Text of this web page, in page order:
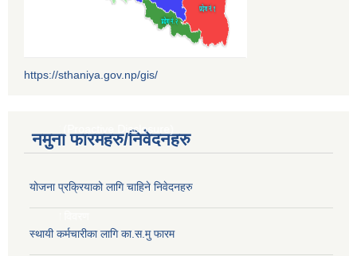
(Proactive Disclosure)
https://sthaniya.gov.np/gis/
नमुना फारमहरु/निवेदनहरु
योजना प्रक्रियाको लागि चाहिने निवेदनहरु
स्थायी कर्मचारीका लागि का.स.मु फारम